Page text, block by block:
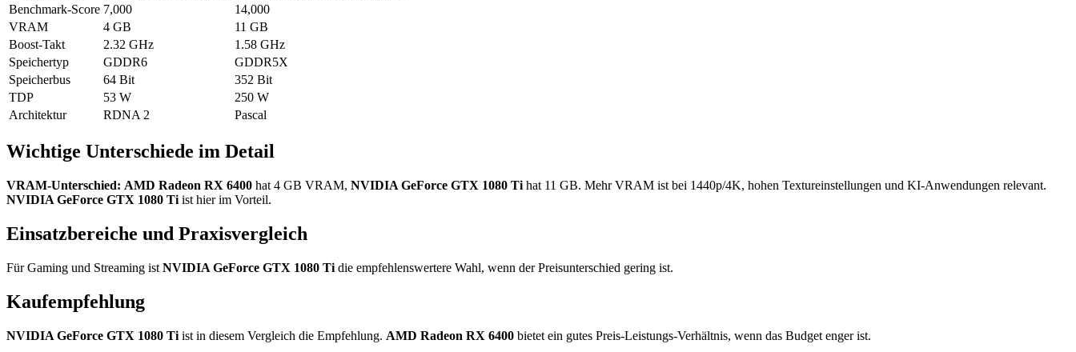
Benchmark-Score 7,000
14,000
VRAM
4 GB
11 GB
Boost-Takt
2.32 GHz
1.58 GHz
Speichertyp
GDDR6
GDDR5X
Speicherbus
64 Bit
352 Bit
TDP
53 W
250 W
Architektur
RDNA 2 Pascal
Wichtige Unterschiede im Detail
VRAM-Unterschied: AMD Radeon RX 6400 hat 4 GB VRAM, NVIDIA GeForce GTX 1080 Ti hat 11 GB. Mehr VRAM ist bei 1440p/4K, hohen Textureinstellungen und KI-Anwendungen relevant.
NVIDIA GeForce GTX 1080 Ti ist hier im Vorteil.
Einsatzbereiche und Praxisvergleich
Für Gaming und Streaming ist NVIDIA GeForce GTX 1080 Ti die empfehlenswertere Wahl, wenn der Preisunterschied gering ist.
Kaufempfehlung
NVIDIA GeForce GTX 1080 Ti ist in diesem Vergleich die Empfehlung. AMD Radeon RX 6400 bietet ein gutes Preis-Leistungs-Verhältnis, wenn das Budget enger ist.